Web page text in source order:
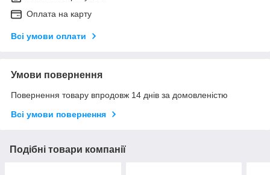
Оплата на карту
Всі умови оплати
Умови повернення
Повернення товару впродовж 14 днів за домовленістю
Всі умови повернення
Подібні товари компанії